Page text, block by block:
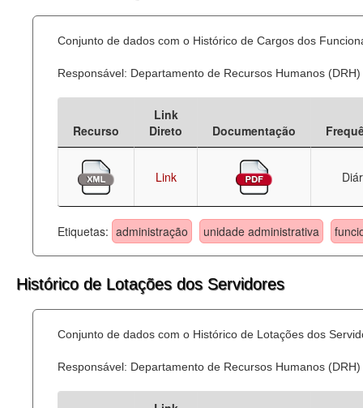
Planejamento
Catálogo de dados
Processo Legislativo
Administração
Legislação
Agenda
Perguntas frequentes
Conjunto de dados com o Histórico de Cargos dos
Responsável: Departamento de Recursos Humanos (DRH)
Recurso
Link
Direto
Documentação
Link
Etiquetas: administração unidade administrativa
Histórico de Lotações dos Servidores
Conjunto de dados com o Histórico de Lotações dos
Responsável: Departamento de Recursos Humanos (DRH)